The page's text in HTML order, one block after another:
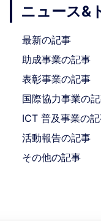
ニュース&
最新の記事
助成事業の記事
表彰事業の記事
国際協力事業の
ICT 普及事業の
活動報告の記事
その他の記事